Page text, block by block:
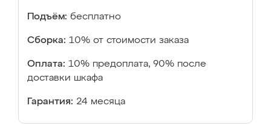
Подъём: бесплатно
Сборка: 10% от стоимости заказа
Оплата: 10% предоплата, 90% после
доставки шкафа
Гарантия: 24 месяца